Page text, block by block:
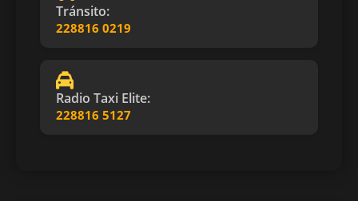
Tránsito:
228816 0219
Radio Taxi Elite:
228816 5127